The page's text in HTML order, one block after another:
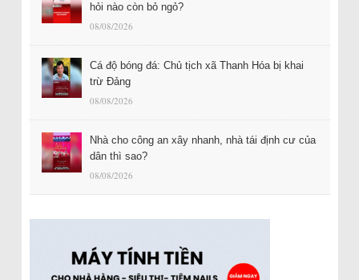
hỏi nào còn bỏ ngỏ?
08/08/2026
Cá độ bóng đá: Chủ tịch xã Thanh Hóa bị khai
trừ Đảng
08/08/2026
Nhà cho công an xây nhanh, nhà tái định cư của
dân thì sao?
08/08/2026